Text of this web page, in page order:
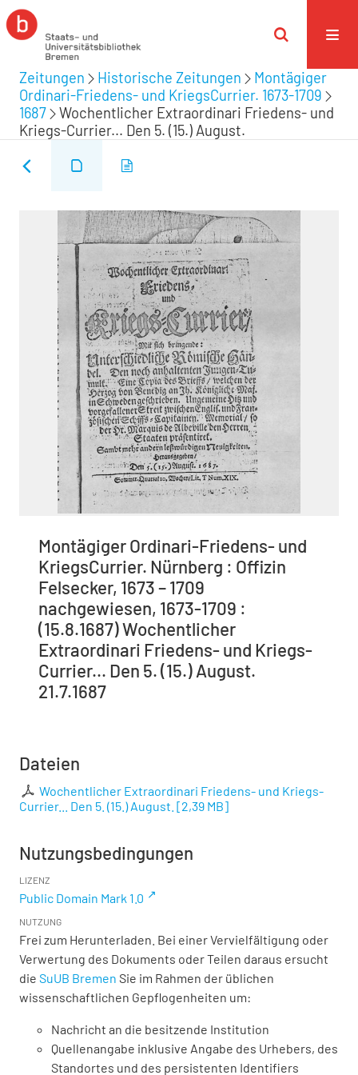
Zeitungen Historische Zeitungen
Montägiger
Ordinari-Friedens- und KriegsCurrier. 1673-1709
1687
Wochentlicher Extraordinari Friedens- und
Kriegs-Currier... Den 5. (15.) August.
Montägiger Ordinari-Friedens- und
KriegsCurrier. Nürnberg : Offizin
Felsecker, 1673 – 1709
nachgewiesen, 1673-1709 :
(15.8.1687) Wochentlicher
Extraordinari Friedens- und Kriegs-
Currier... Den 5. (15.) August.
21.7.1687
Dateien
Wochentlicher Extraordinari Friedens- und Kriegs-
Currier... Den 5. (15.) August. [2,39 MB]
Nutzungsbedingungen
LIZENZ
Public Domain Mark 1.0
NUTZUNG
Frei zum Herunterladen. Bei einer Vervielfältigung oder
Verwertung des Dokuments oder Teilen daraus ersucht
die SuUB Bremen Sie im Rahmen der üblichen
wissenschaftlichen Gepflogenheiten um:
Nachricht an die besitzende Institution
Quellenangabe inklusive Angabe des Urhebers, des
Standortes und des persistenten Identifiers